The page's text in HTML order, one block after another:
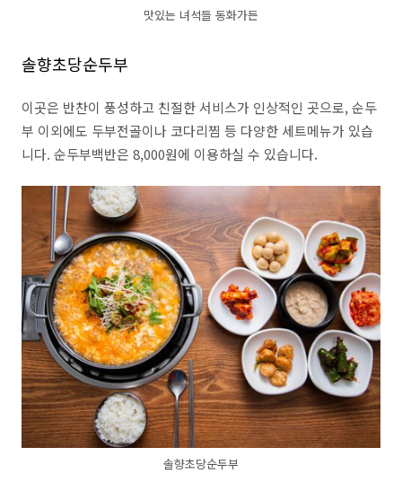
맛있는 녀석들 동화가든
솔향초당순두부
이곳은 반찬이 풍성하고 친절한 서비스가 인상적인 곳으로, 순두
부 이외에도 두부전골이나 코다리찜 등 다양한 세트메뉴가 있습
니다. 순두부백반은 8,000원에 이용하실 수 있습니다.
솔향초당순두부